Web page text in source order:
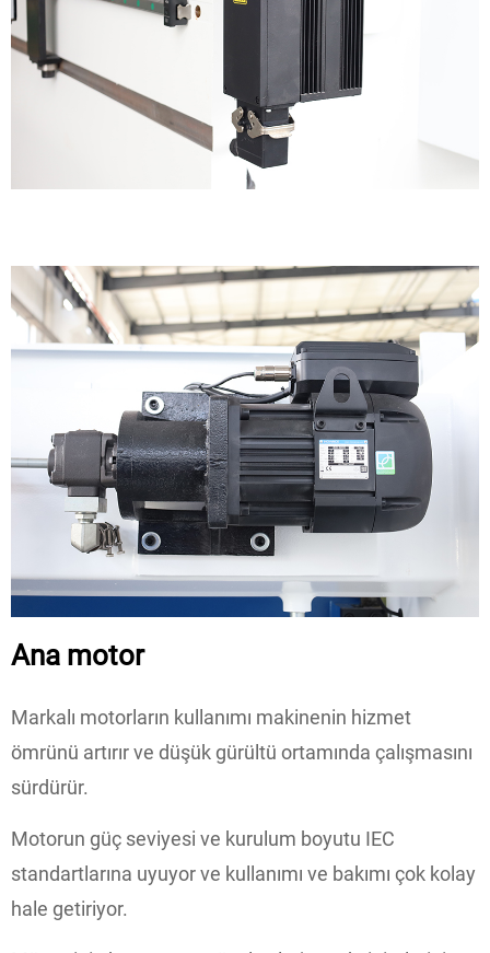
Ana motor
Markalı motorların kullanımı makinenin hizmet
ömrünü artırır ve düşük gürültü ortamında çalışmasını
sürdürür.
Motorun güç seviyesi ve kurulum boyutu IEC
standartlarına uyuyor ve kullanımı ve bakımı çok kolay
hale getiriyor.